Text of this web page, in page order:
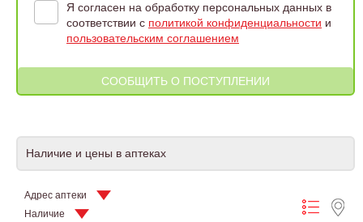
Я согласен на обработку персональных данных в
соответствии с политикой конфиденциальности и
пользовательским соглашением
Наличие и цены в аптеках
Адрес аптеки
Наличие